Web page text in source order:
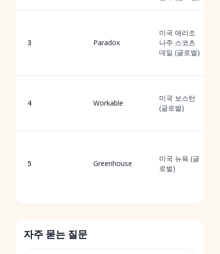
3 Paradox
미국 애리조
나주 스코츠
데일 (글로벌)
4 Workable
미국 보스턴
(글로벌)
5 Greenhouse
미국 뉴욕 (글
로벌)
자주 묻는 질문